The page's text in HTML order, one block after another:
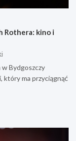
Rothera: kino i
w Bydgoszczy
ma przyciągnąć